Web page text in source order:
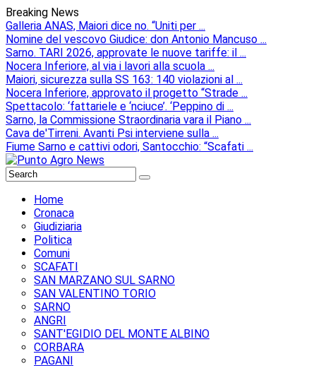
Breaking News
Galleria ANAS, Maiori dice no. “Uniti per ...
Nomine del vescovo Giudice: don Antonio Mancuso ...
Sarno. TARI 2026, approvate le nuove tariffe: il ...
Nocera Inferiore, al via i lavori alla scuola ...
Maiori, sicurezza sulla SS 163: 140 violazioni al ...
Nocera Inferiore, approvato il progetto “Strade ...
Spettacolo: ‘fattariele e ‘nciuce’. ‘Peppino di ...
Sarno, la Commissione Straordinaria vara il Piano ...
Cava de'Tirreni. Avanti Psi interviene sulla ...
Fiume Sarno e cattivi odori, Santocchio: “Scafati ...
Home
Cronaca
Giudiziaria
Politica
Comuni
SCAFATI
SAN MARZANO SUL SARNO
SAN VALENTINO TORIO
SARNO
ANGRI
SANT'EGIDIO DEL MONTE ALBINO
CORBARA
PAGANI